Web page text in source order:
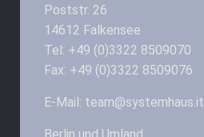
Poststr. 26
14612 Falkensee
Tel: +49 (0)3322 8509070
Fax: +49 (0)3322 8509076
E-Mail: team@systemhaus.it